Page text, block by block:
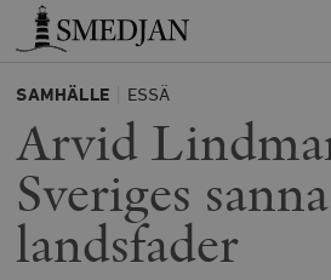
Timbro
SAMHÄLLE ESSÄ
Arvid
Sveriges sanna
landsfader